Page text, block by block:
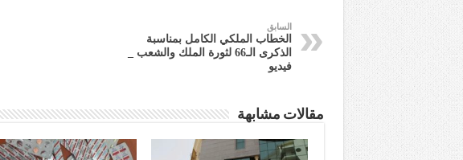
السابق
الخطاب الملكي الكامل بمناسبة
الذكرى الـ66 لثورة الملك والشعب _
فيديو
مقالات مشابهة